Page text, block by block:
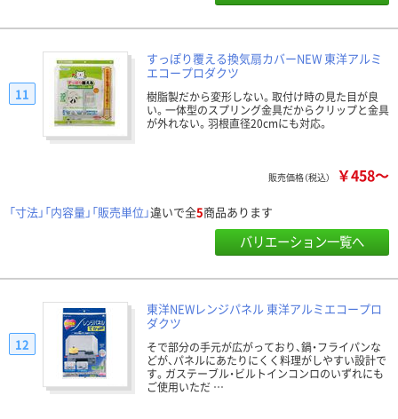
すっぽり覆える換気扇カバーNEW 東洋アルミ
エコープロダクツ
樹脂製だから変形しない。取付け時の見た目が良
い。一体型のスプリング金具だからクリップと金具
が外れない。羽根直径20cmにも対応。
11
販売価格（税込） ￥458～
「寸法」「内容量」「販売単位」違いで全5商品あります
バリエーション一覧へ
東洋NEWレンジパネル 東洋アルミエコープロ
ダクツ
そで部分の手元が広がっており、鍋・フライパンな
どが、パネルにあたりにくく料理がしやすい設計で
す。ガステーブル・ビルトインコンロのいずれにも
ご使用いただ …
12